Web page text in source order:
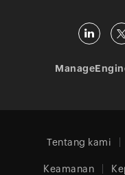
Tentang kami
Keamanan